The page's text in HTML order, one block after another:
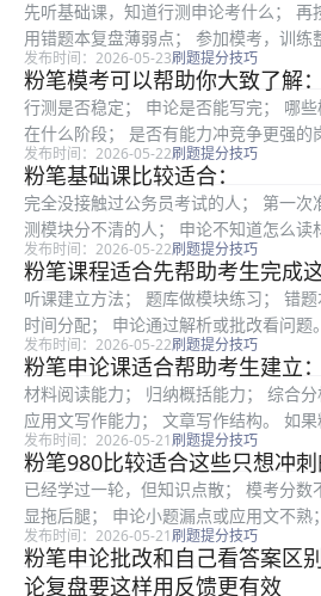
基...
先听基础课，知道行测申论考什么； 再
用错题本复盘薄弱点； 参加模考，训练
真题，适应本地考试风格。 这对第一次
好。 三、用粉笔备考广东省考，行测怎
先...
发布时间：2026-05-23刷题提分技巧
粉笔模考可以帮助你大致了解：
行测是否稳定； 申论是否能写完； 哪
在什么阶段； 是否有能力冲竞争更强的
岗位，但能给选岗提供参考。 3. 用题库
报热门地区、三不限岗位或竞争较大的
发布时间：2026-05-22刷题提分技巧
粉笔基础课比较适合：
完全没接触过公务员考试的人； 第一次
测模块分不清的人； 申论不知道怎么读
题复盘的人； 在职备考、需要回放学习
轮，基础课可能会觉得偏细。这时可以
配...
发布时间：2026-05-22刷题提分技巧
粉笔课程适合先帮助考生完成
听课建立方法； 题库做模块练习； 错
时间分配； 申论通过解析或批改看问题
能力，先学好再看本地差异，会更稳。
该怎么补？ 如果你已经确定目标省份，
河...
发布时间：2026-05-22刷题提分技巧
粉笔申论课适合帮助考生建立：
材料阅读能力； 归纳概括能力； 综合分
应用文写作能力； 文章写作结构。 如
建议认真使用。批改的价值不是只看分
构不清、表达空泛等问题。三不限岗位
期...
发布时间：2026-05-21刷题提分技巧
粉笔980比较适合这些只想冲刺
已经学过一轮，但知识点散； 模考分数
显拖后腿； 申论小题漏点或应用文不熟
法； 需要题库和模考配合复盘； 预算有
础和查漏。 如果你只差某一个非常具体
发布时间：2026-05-21刷题提分技巧
粉笔申论批改和自己看答案区
论复盘要这样用反馈更有效